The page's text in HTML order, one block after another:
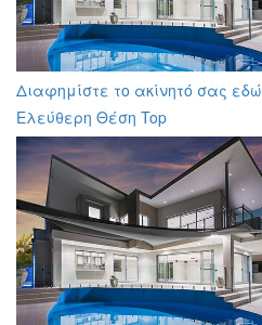
Διαφημίστε το ακίνητό σας εδώ
Ελεύθερη Θέση Top